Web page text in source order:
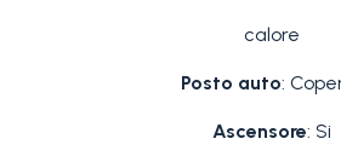
calore
Posto auto:
Ascensore: Si